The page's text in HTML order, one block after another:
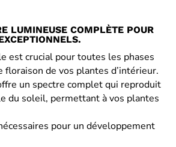
LUMINEUSE COMPLÈTE POUR
est crucial pour toutes les phases
floraison de vos plantes d’intérieur.
un spectre complet qui reproduit
du soleil, permettant à vos plantes
pour un développement